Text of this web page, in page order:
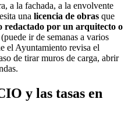
a la fachada, a la envolvente
una licencia de obras que
redactado por un arquitecto o
ir de semanas a varios
el Ayuntamiento revisa el
de tirar muros de carga, abrir
y las tasas en